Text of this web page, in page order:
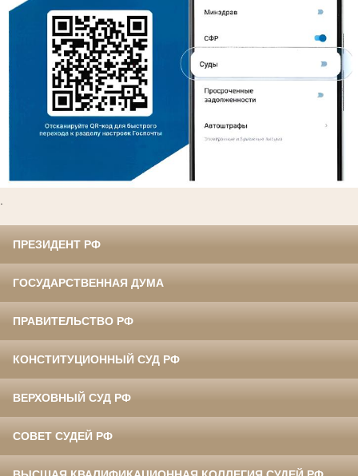
ПРЕЗИДЕНТ РФ
ГОСУДАРСТВЕННАЯ ДУМА
ПРАВИТЕЛЬСТВО РФ
КОНСТИТУЦИОННЫЙ СУД РФ
ВЕРХОВНЫЙ СУД РФ
СОВЕТ СУДЕЙ РФ